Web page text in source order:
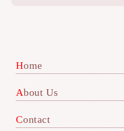
Home
About Us
Contact